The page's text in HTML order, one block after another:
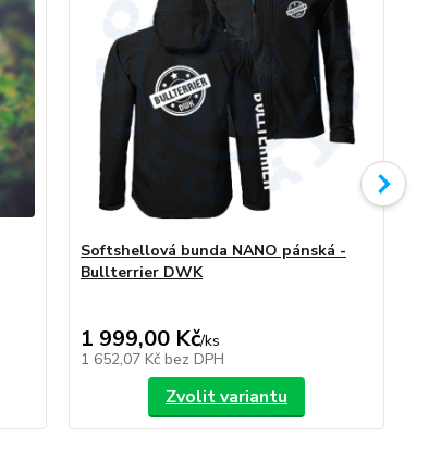
Softshellová bunda NANO pánská -
Bullterrier DWK
1 999,00 Kč/ks
1 652,07 Kč bez DPH
Zvolit variantu